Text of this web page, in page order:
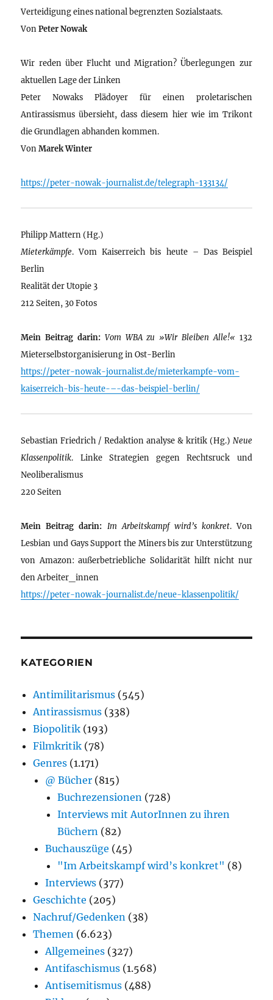
Verteidigung eines national begrenzten Sozialstaats.
VonPeter Nowak
Wir reden über Flucht und Migration? Überlegungen zur
aktuellen Lage der Linken
Peter Nowaks Plädoyer für einen proletarischen
Antirassismus übersieht, dass diesem hier wie im Trikont
die Grundlagen abhanden kommen.
VonMarek Winter
https://peter-nowak-journalist.de/telegraph-133134/
Philipp Mattern (Hg.)
Mieterkämpfe. Vom Kaiserreich bis heute – Das Beispiel
Berlin
Realität der Utopie 3
212 Seiten, 30 Fotos
Mein Beitrag darin: Vom WBA zu »Wir Bleiben Alle!« 132
Mieterselbstorganisierung in Ost-Berlin
https://peter-nowak-journalist.de/mieterkampfe-vom-
kaiserreich-bis-heute-–-das-beispiel-berlin/
Sebastian Friedrich / Redaktion analyse & kritik (Hg.) Neue
Klassenpolitik. Linke Strategien gegen Rechtsruck und
Neoliberalismus
220 Seiten
Mein Beitrag darin: Im Arbeitskampf wird’s konkret. Von
Lesbian und Gays Support the Miners bis zur Unterstützung
von Amazon: außerbetriebliche Solidarität hilft nicht nur
den Arbeiter_innen
https://peter-nowak-journalist.de/neue-klassenpolitik/
KATEGORIEN
Antimilitarismus (545)
Antirassismus (338)
Biopolitik (193)
Filmkritik (78)
Genres (1.171)
@ Bücher (815)
Buchrezensionen (728)
Interviews mit AutorInnen zu ihren
Büchern (82)
Buchauszüge (45)
"Im Arbeitskampf wird’s konkret" (8)
Interviews (377)
Geschichte (205)
Nachruf/Gedenken (38)
Themen (6.623)
Allgemeines (327)
Antifaschismus (1.568)
Antisemitismus (488)